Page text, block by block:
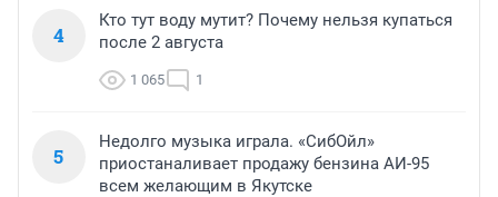
4
Кто тут воду мутит? Почему нельзя купаться
после 2 августа
1 065 1
5
Недолго музыка играла. «СибОйл»
приостаналивает продажу бензина АИ-95
всем желающим в Якутске